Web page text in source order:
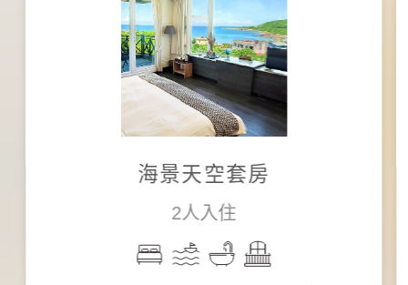
海景天空套房
2人入住